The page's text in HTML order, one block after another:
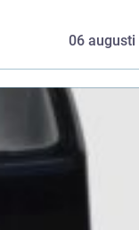
06 augusti